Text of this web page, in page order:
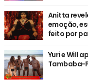
Anitta
emoção,
feito por
Yuri e Will
Tambaba-